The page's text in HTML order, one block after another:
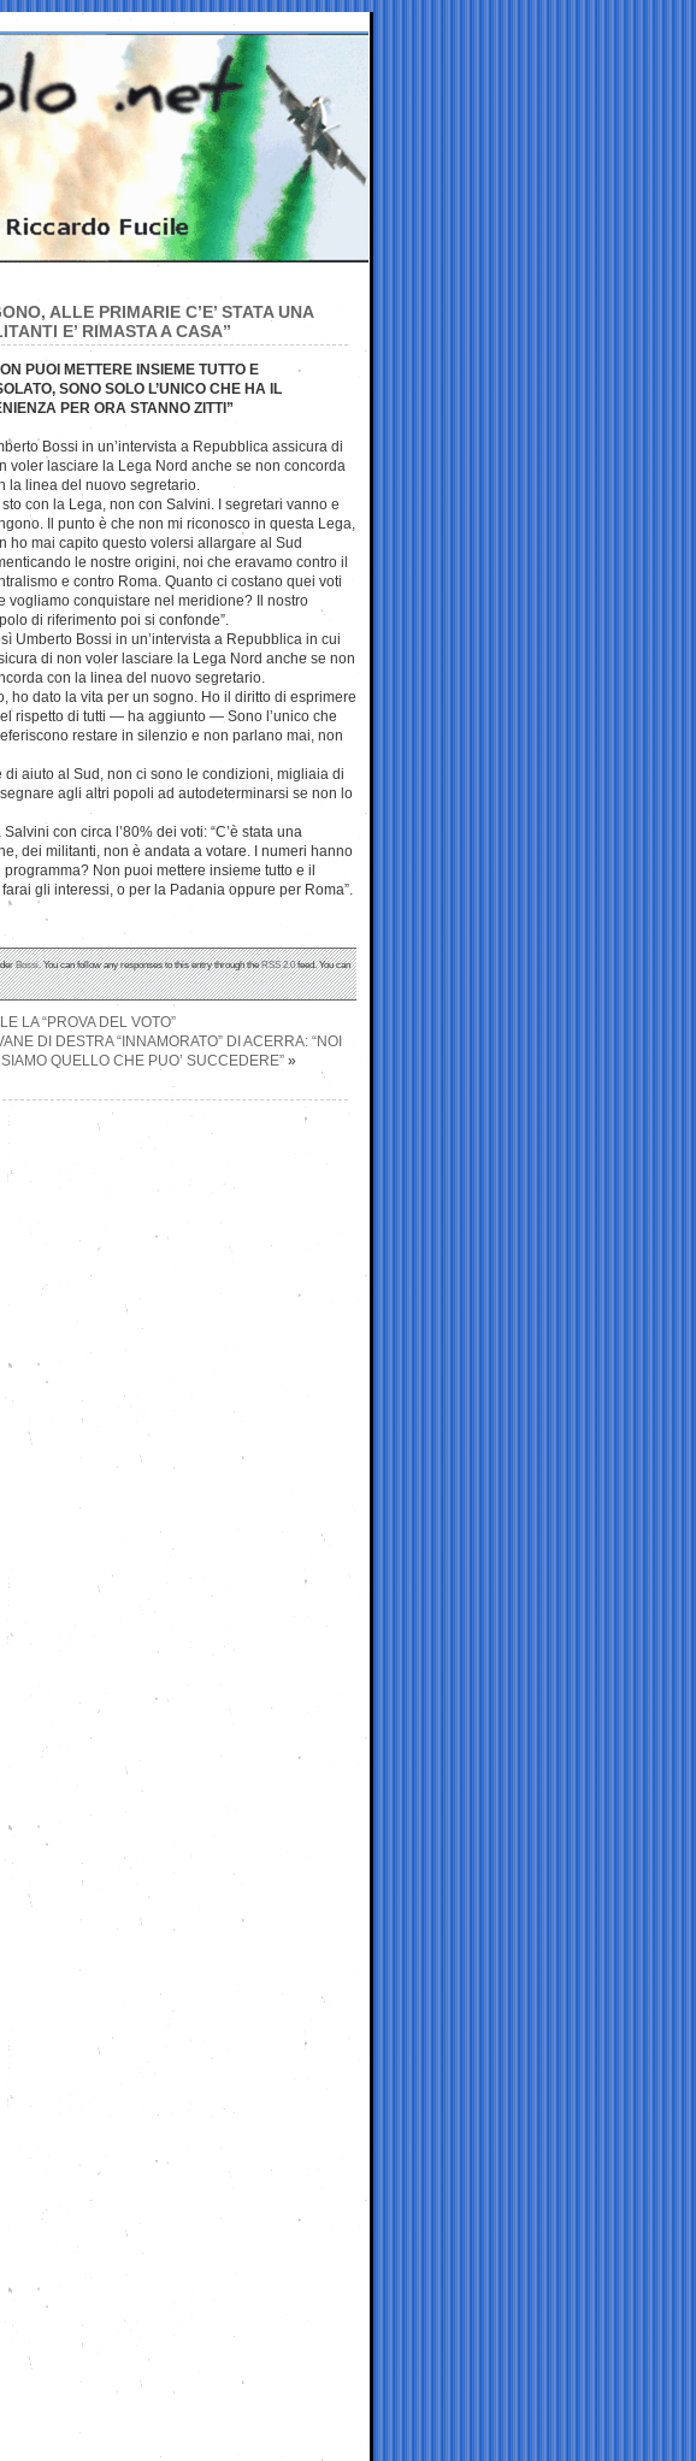
ALLE PRIMARIE C’E’ STATA UNA
E’ RIMASTA A CASA”
PUOI METTERE INSIEME TUTTO E
SONO SOLO L’UNICO CHE HA IL
PER ORA STANNO ZITTI”
Bossi in un’intervista a Repubblica assicura di
voler lasciare la Lega Nord anche se non concorda
la linea del nuovo segretario.
sto con la Lega, non con Salvini. I segretari vanno e
Il punto è che non mi riconosco in questa Lega,
ho mai capito questo volersi allargare al Sud
le nostre origini, noi che eravamo contro il
e contro Roma. Quanto ci costano quei voti
vogliamo conquistare nel meridione? Il nostro
di riferimento poi si confonde”.
Umberto Bossi in un’intervista a Repubblica in cui
di non voler lasciare la Lega Nord anche se non
con la linea del nuovo segretario.
ho dato la vita per un sogno. Ho il diritto di esprimere
rispetto di tutti — ha aggiunto — Sono l’unico che
restare in silenzio e non parlano mai, non
aiuto al Sud, non ci sono le condizioni, migliaia di
agli altri popoli ad autodeterminarsi se non lo
con circa l’80% dei voti: “C’è stata una
dei militanti, non è andata a votare. I numeri hanno
Non puoi mettere insieme tutto e il
gli interessi, o per la Padania oppure per Roma”.
Bossi. You can follow any responses to this entry through theRSS 2.0feed. You can
LA “PROVA DEL VOTO”
DI DESTRA “INNAMORATO” DI ACERRA: “NOI
QUELLO CHE PUO’ SUCCEDERE”»